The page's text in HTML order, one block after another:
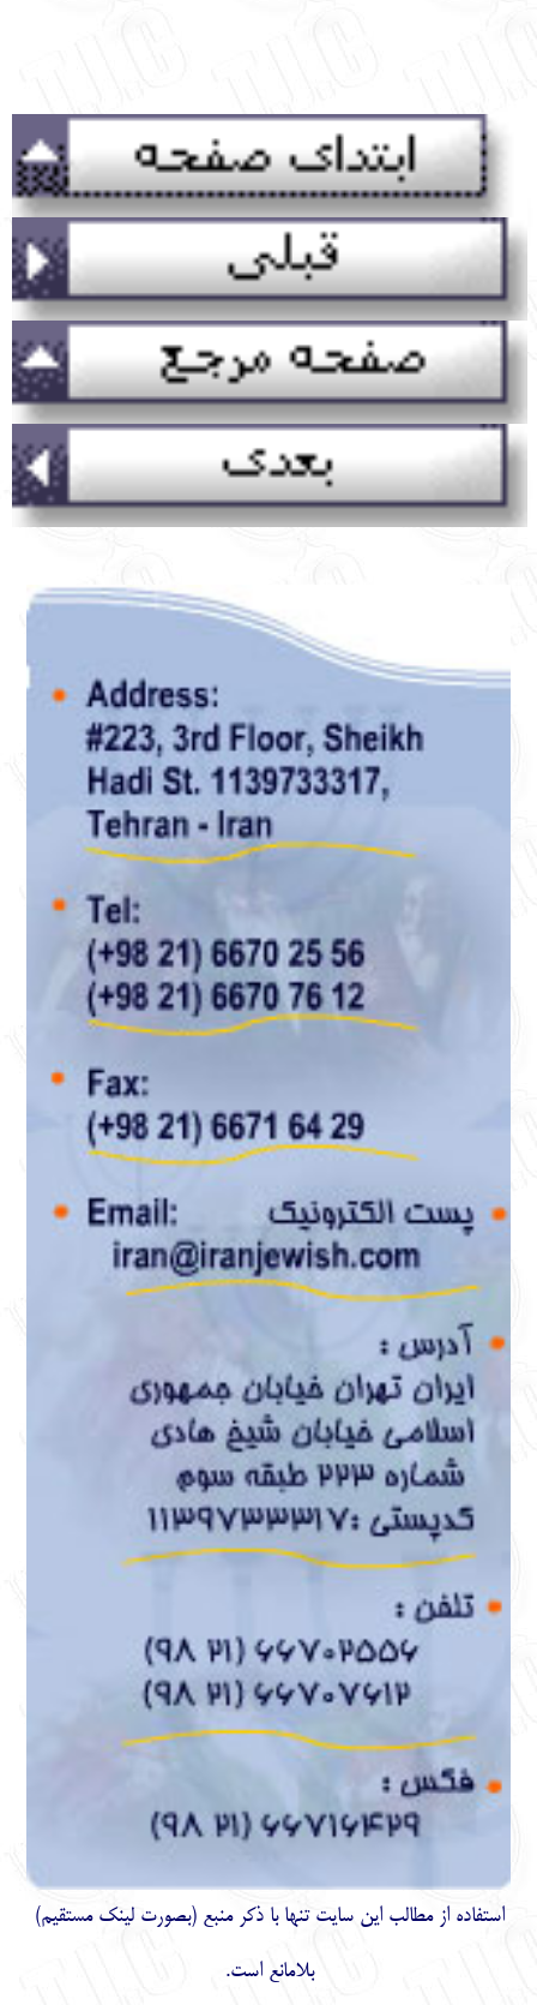
استفاده از مطالب اين سايت تنها با ذكر منبع (بصورت لینک مستقیم)
بلامانع است.